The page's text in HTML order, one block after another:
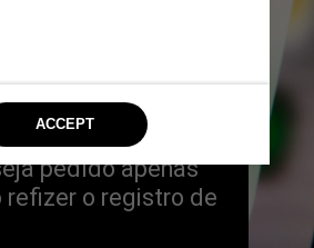
de identidade, foi
uma tecnologia
que o código de
pedido apenas
refizer o registro de